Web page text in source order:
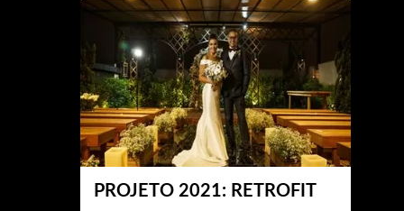
PROJETO 2021: RETROFIT